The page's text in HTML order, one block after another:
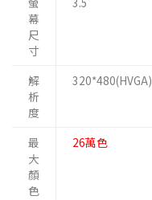
幕
尺
寸
解
析
度
320*480(HVGA)
最
大
顏
色
26萬色